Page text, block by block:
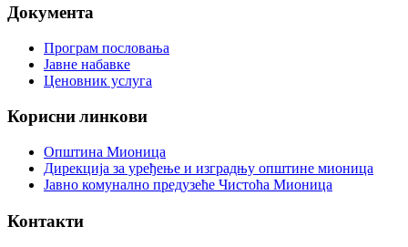
Документа
Програм пословања
Јавне набавке
Ценовник услуга
Корисни линкови
Општина Мионица
Дирекција за уређење и изградњу општине мионица
Јавно комунално предузеће Чистоћа Мионица
Контакти